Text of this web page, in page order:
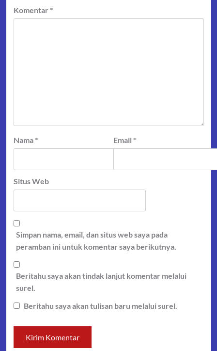
Komentar *
Nama * Email *
Situs Web
Simpan nama, email, dan situs web saya pada
peramban ini untuk komentar saya berikutnya.
Beritahu saya akan tindak lanjut komentar melalui
surel.
Beritahu saya akan tulisan baru melalui surel.